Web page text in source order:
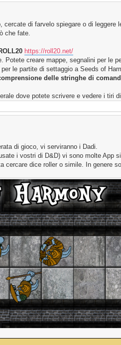
di farvelo spiegare o di leggere
che fate.
https://roll20.net/
creare mappe, segnalini per le
le partite di settaggio a Seeds of
delle stringhe di
dove potete scrivere e vedere i tiri
di gioco, vi serviranno i Dadi.
i vostri di D&D) vi sono molte App
cercare dice roller o simile. In genere